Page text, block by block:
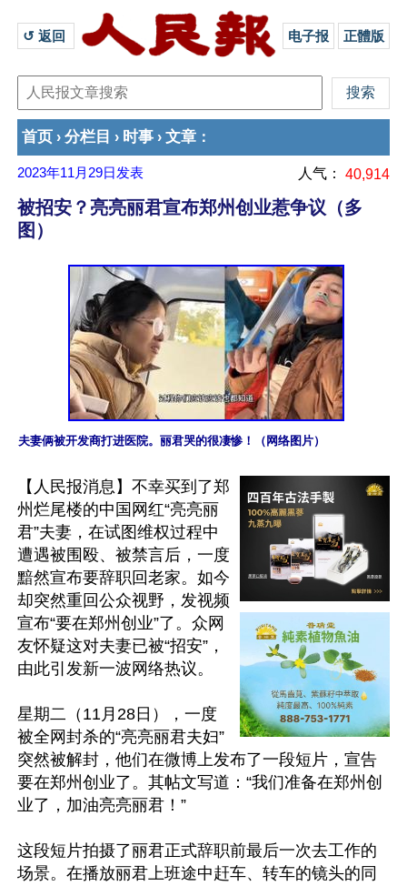
↺ 返回 电子报 正體版
首页 › 分栏目 › 时事 › 文章 ：
2023年11月29日 发表 人气： 40,914
被招安？亮亮丽君宣布郑州创业惹争议（多
图）
夫妻俩被开发商打进医院。丽君哭的很凄惨！（网络图片）
【人民报消息】不幸买到了郑
州烂尾楼的中国网红“亮亮丽
君”夫妻，在试图维权过程中
遭遇被围殴、被禁言后，一度
黯然宣布要辞职回老家。如今
却突然重回公众视野，发视频
宣布“要在郑州创业”了。众网
友怀疑这对夫妻已被“招安”，
由此引发新一波网络热议。
星期二（11月28日），一度
被全网封杀的“亮亮丽君夫妇”
突然被解封，他们在微博上发布了一段短片，宣告
要在郑州创业了。其帖文写道：“我们准备在郑州创
业了，加油亮亮丽君！”
这段短片拍摄了丽君正式辞职前最后一次去工作的
场景。在播放丽君上班途中赶车、转车的镜头的同